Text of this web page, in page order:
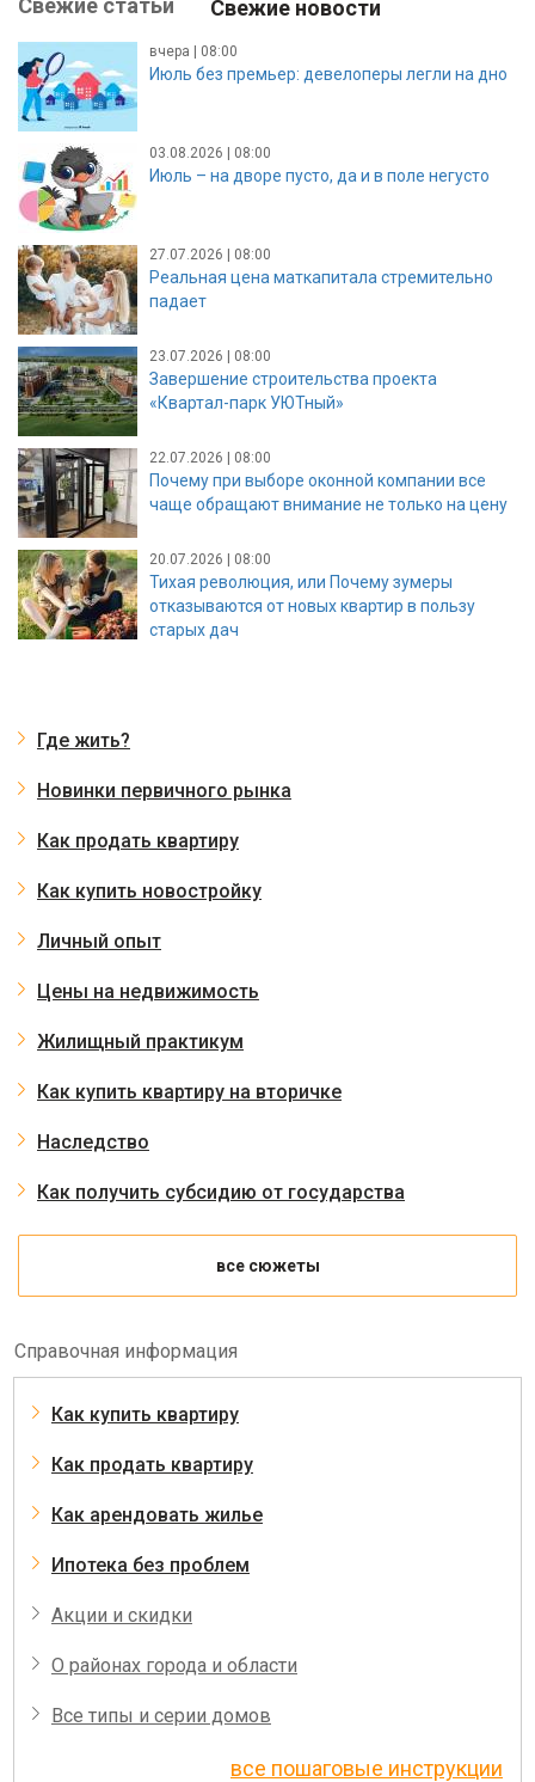
Свежие статьи Свежие новости
вчера | 08:00
Июль без премьер: девелоперы легли на дно
03.08.2026 | 08:00
Июль – на дворе пусто, да и в поле негусто
27.07.2026 | 08:00
Реальная цена маткапитала стремительно
падает
23.07.2026 | 08:00
Завершение строительства проекта
«Квартал-парк УЮТный»
22.07.2026 | 08:00
Почему при выборе оконной компании все
чаще обращают внимание не только на цену
20.07.2026 | 08:00
Тихая революция, или Почему зумеры
отказываются от новых квартир в пользу
старых дач
Где жить?
Новинки первичного рынка
Как продать квартиру
Как купить новостройку
Личный опыт
Цены на недвижимость
Жилищный практикум
Как купить квартиру на вторичке
Наследство
Как получить субсидию от государства
все сюжеты
Справочная информация
Как купить квартиру
Как продать квартиру
Как арендовать жилье
Ипотека без проблем
Акции и скидки
О районах города и области
Все типы и серии домов
все пошаговые инструкции